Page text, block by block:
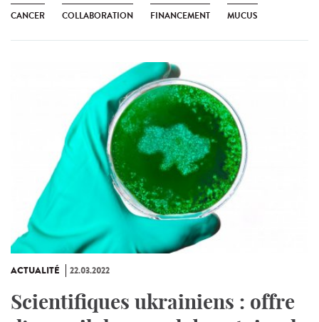
CANCER COLLABORATION FINANCEMENT MUCUS
ACTUALITÉ 22.03.2022
Scientifiques ukrainiens : offre